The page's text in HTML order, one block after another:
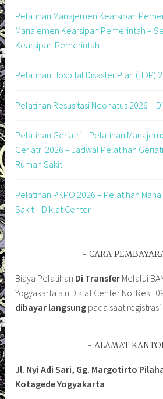
Pelatihan Manajemen Kearsipan
Manajemen Kearsipan Pemerintah –
Kearsipan Pemerintah
Pelatihan Hospital Disaster Plan (HDP)
Pelatihan Resusitasi Neonatus 2026 –
Pelatihan Geriatri – Pelatihan
Geriatri 2026 – Jadwal Pelatihan
Rumah Sakit
Pelatihan PKPO 2026 – Pelatihan
Sakit – Diklat Center
CARA
Biaya Pelatihan Di Transfer Melalui
Yogyakarta a.n Diklat Center No. Rek :
dibayar langsung pada saat registrasi
ALAMAT
Jl. Nyi Adi Sari, Gg. Margotirto
Kotagede Yogyakarta